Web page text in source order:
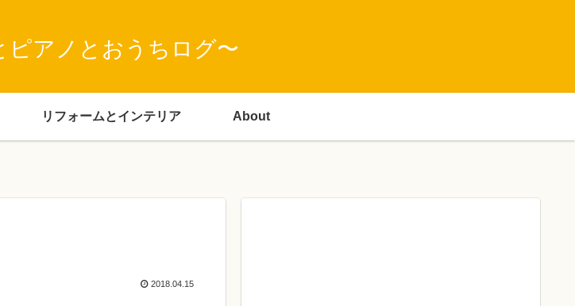
ピアノとおうちログ〜
リフォームとインテリア About
2018.04.15